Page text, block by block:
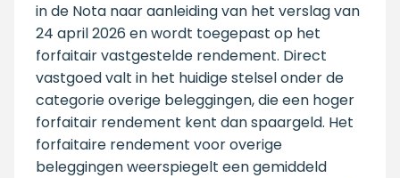
in de Nota naar aanleiding van het verslag van
24 april 2026 en wordt toegepast op het
forfaitair vastgestelde rendement. Direct
vastgoed valt in het huidige stelsel onder de
categorie overige beleggingen, die een hoger
forfaitair rendement kent dan spaargeld. Het
forfaitaire rendement voor overige
beleggingen weerspiegelt een gemiddeld